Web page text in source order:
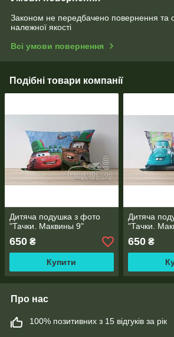
Законом не передбачено повернення та
належної якості
Всі умови повернення
Подібні товари компанії
Дитяча подушка з фото
"Тачки. Маквины 9"
650 ₴
Купити
Дитяча
"Тачки.
650₴
Про нас
100% позитивних з 15 відгуків за рік